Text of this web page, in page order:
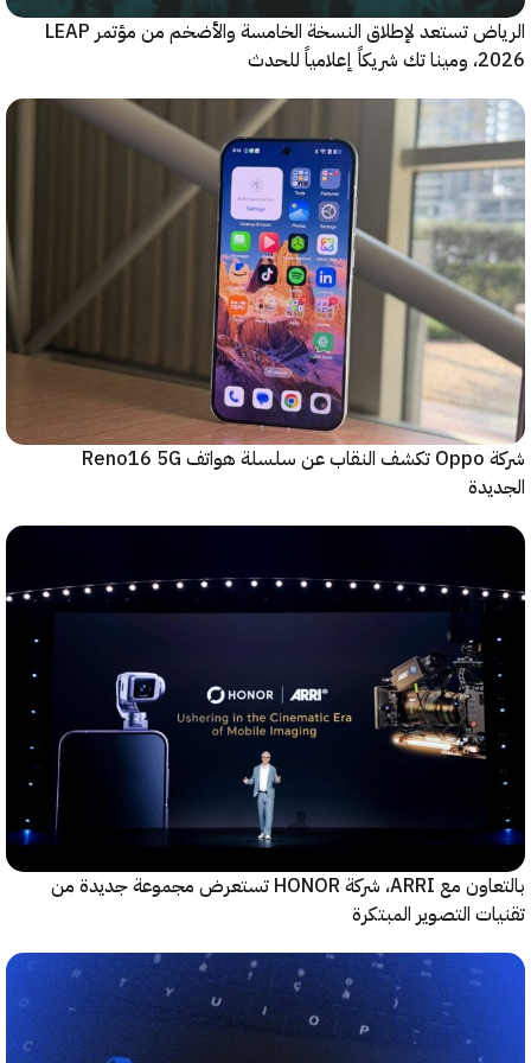
الرياض تستعد لإطلاق النسخة الخامسة والأضخم من مؤتمر LEAP
للحدث
شركة Oppo تكشف النقاب عن سلسلة هواتف Reno16 5G
بالتعاون مع ARRI، شركة HONOR تستعرض مجموعة جديدة من
التصوير المبتكرة